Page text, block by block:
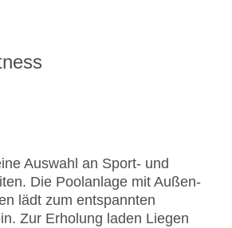
Auswahl an Sport- und
Die Poolanlage mit Außen-
lädt zum entspannten
Zur Erholung laden Liegen